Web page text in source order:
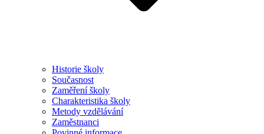
Historie školy
Současnost
Zaměření školy
Charakteristika školy
Metody vzdělávání
Zaměstnanci